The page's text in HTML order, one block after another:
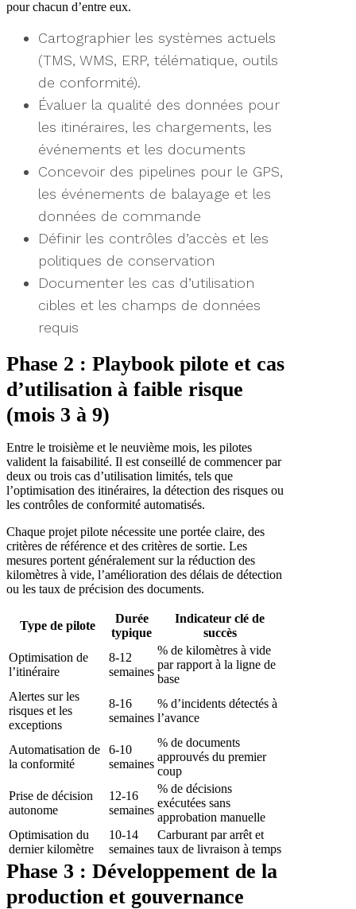
pour chacun d’entre eux.
Cartographier les systèmes actuels
(TMS, WMS, ERP, télématique, outils
de conformité).
Évaluer la qualité des données pour
les itinéraires, les chargements, les
événements et les documents
Concevoir des pipelines pour le GPS,
les événements de balayage et les
données de commande
Définir les contrôles d’accès et les
politiques de conservation
Documenter les cas d’utilisation
cibles et les champs de données
requis
Phase 2 : Playbook pilote et cas
d’utilisation à faible risque
(mois 3 à 9)
Entre le troisième et le neuvième mois, les pilotes
valident la faisabilité. Il est conseillé de commencer par
deux ou trois cas d’utilisation limités, tels que
l’optimisation des itinéraires, la détection des risques ou
les contrôles de conformité automatisés.
Chaque projet pilote nécessite une portée claire, des
critères de référence et des critères de sortie. Les
mesures portent généralement sur la réduction des
kilomètres à vide, l’amélioration des délais de détection
ou les taux de précision des documents.
Type de pilote
Durée
typique
Indicateur clé de
succès
Optimisation de
l’itinéraire
8-12
semaines
% de kilomètres à vide
par rapport à la ligne de
base
Alertes sur les
risques et les
exceptions
8-16
semaines
% d’incidents détectés à
l’avance
Automatisation de
la conformité
6-10
semaines
% de documents
approuvés du premier
coup
Prise de décision
autonome
12-16
semaines
% de décisions
exécutées sans
approbation manuelle
Optimisation du
dernier kilomètre
10-14
semaines
Carburant par arrêt et
taux de livraison à temps
Phase 3 : Développement de la
production et gouvernance